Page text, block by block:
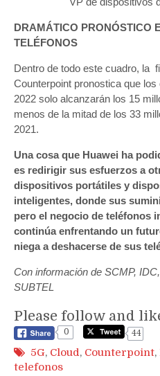
DRAMÁTICO PRONÓSTICO
TELÉFONOS
Dentro de todo este cuadro, la
Counterpoint pronostica que
2022 solo alcanzarán los 15
menos de la mitad de los 33
2021.
Una cosa que Huawei ha
es redirigir sus esfuerzos a
dispositivos portátiles y
inteligentes, donde sus
pero el negocio de teléfonos
continúa enfrentando un
niega a deshacerse de sus
Con información de SCMP,
SUBTEL
Please follow and
0
44
5G, Cloud, Counterpoint,
telefonos